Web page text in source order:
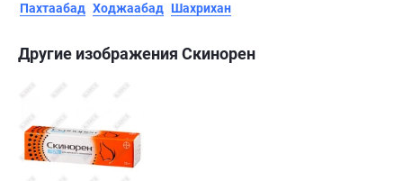
Пахтаабад Ходжаабад Шахрихан
Другие изображения Скинорен